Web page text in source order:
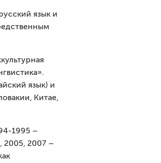
язык и
язык) и
Китае,
1995 –
2005, 2007 –